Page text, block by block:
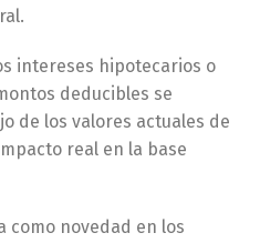
intereses hipotecarios o
deducibles se
de los valores actuales de
real en la base
como novedad en los